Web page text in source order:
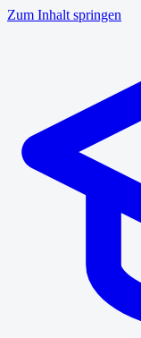
Zum Inhalt springen